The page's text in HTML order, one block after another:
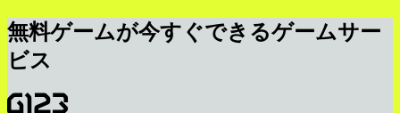
無料ゲームが今すぐできるゲームサー
ビス